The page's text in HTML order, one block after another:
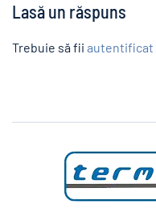
Lasă un răspuns
Trebuie să fii autentificat